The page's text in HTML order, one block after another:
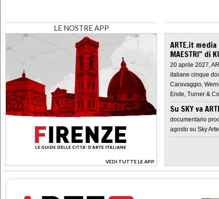
LE NOSTRE APP
VEDI TUTTE LE APP
>
ARTE.it
MAESTRI" di
20 aprile 2027,
italiane cinque
Caravaggio,
Ende, Turner &
Su SKY va
documentario
agosto su Sky Arte